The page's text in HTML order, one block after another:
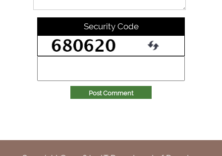
Security Code
Post Comment